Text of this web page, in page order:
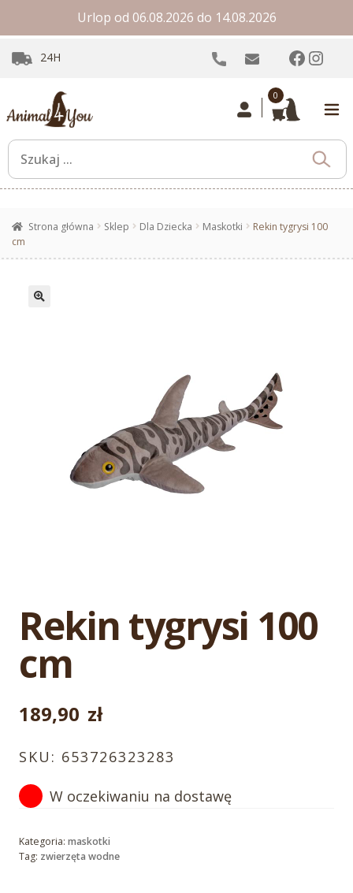
Urlop od 06.08.2026 do 14.08.2026
24H
0
Strona główna Sklep Dla Dziecka Maskotki
Rekin tygrysi 100
cm
Rekin tygrysi 100
cm
189,90 zł
SKU: 653726323283
W oczekiwaniu na dostawę
Kategoria: maskotki
Tag: zwierzęta wodne